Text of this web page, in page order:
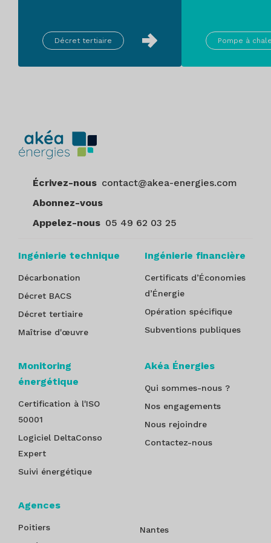
réalisation et Qualification RGE du
professionnel réalisant l’étude des
l’entreprise de forage ;
Rapport de fin de forage ;
Dans le cas où l'opération a bénéficié
d'une aide à l'investissement de la part de
financement associé.
Durée de vie conventionnelle : 25 ans
Décret tertiaire Pompe à
Écrivez-nous contact@akea-energies.com
Abonnez-vous
Appelez-nous 05 49 62 03 25
Ingénierie technique
Décarbonation
Décret BACS
Décret tertiaire
Maîtrise d'œuvre
Ingénierie financière
Certificats d’Économies
d’Énergie
Opération spécifique
Subventions publiques
Monitoring
énergétique
Certification à l'ISO
50001
Logiciel DeltaConso
Expert
Suivi énergétique
Akéa Énergies
Qui sommes-nous ?
Nos engagements
Nous rejoindre
Contactez-nous
Agences
Poitiers
Nantes